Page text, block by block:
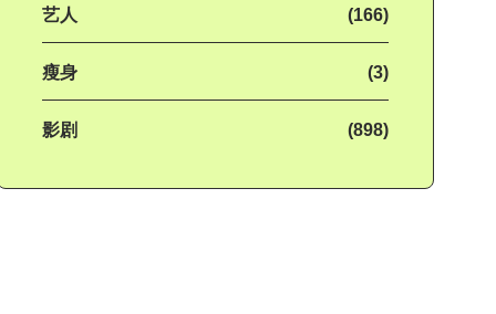
艺人 (166)
瘦身 (3)
影剧 (898)